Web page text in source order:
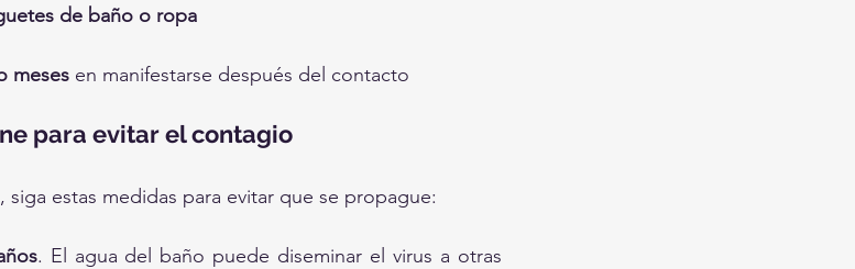
de baño o ropa
meses en manifestarse después del contacto
para evitar el contagio
estas medidas para evitar que se propague:
. El agua del baño puede diseminar el virus a otras